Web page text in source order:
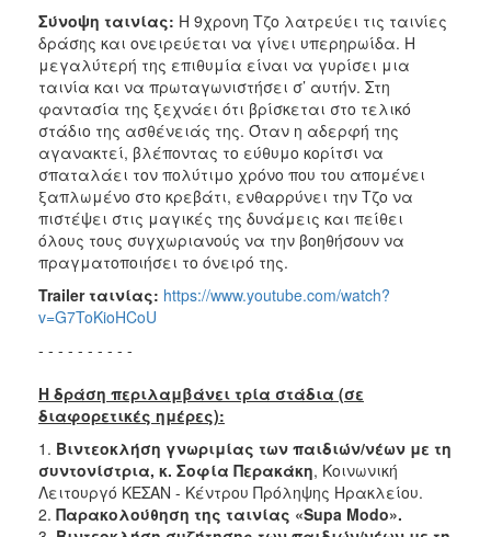
Σύνοψη ταινίας: Η 9χρονη Τζο λατρεύει τις ταινίες
δράσης και ονειρεύεται να γίνει υπερηρωίδα. Η
μεγαλύτερή της επιθυμία είναι να γυρίσει μια
ταινία και να πρωταγωνιστήσει σ’ αυτήν. Στη
φαντασία της ξεχνάει ότι βρίσκεται στο τελικό
στάδιο της ασθένειάς της. Όταν η αδερφή της
αγανακτεί, βλέποντας το εύθυμο κορίτσι να
σπαταλάει τον πολύτιμο χρόνο που του απομένει
ξαπλωμένο στο κρεβάτι, ενθαρρύνει την Τζο να
πιστέψει στις μαγικές της δυνάμεις και πείθει
όλους τους συγχωριανούς να την βοηθήσουν να
πραγματοποιήσει το όνειρό της.
Trailerταινίας: https://www.youtube.com/watch?
v=G7ToKioHCoU
- - - - - - - - - -
Η δράση περιλαμβάνει τρία στάδια (σε
διαφορετικές ημέρες):
1. Βιντεοκλήση γνωριμίας των παιδιών/νέων με τη
συντονίστρια, κ. Σοφία Περακάκη, Κοινωνική
Λειτουργό ΚΕΣΑΝ - Κέντρου Πρόληψης Ηρακλείου.
2. Παρακολούθηση της ταινίας «Supa Modo».